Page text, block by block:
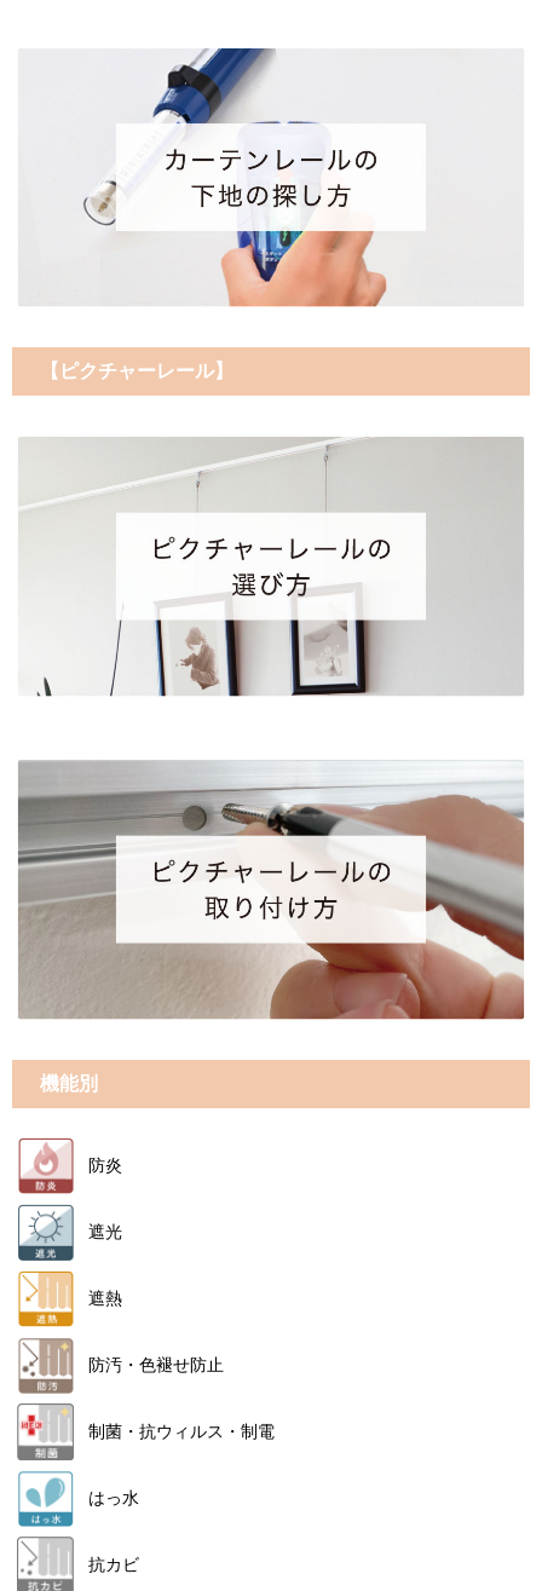
【ピクチャーレール】
機能別
防炎
遮光
遮熱
防汚・色褪せ防止
制菌・抗ウィルス・制電
はっ水
抗カビ